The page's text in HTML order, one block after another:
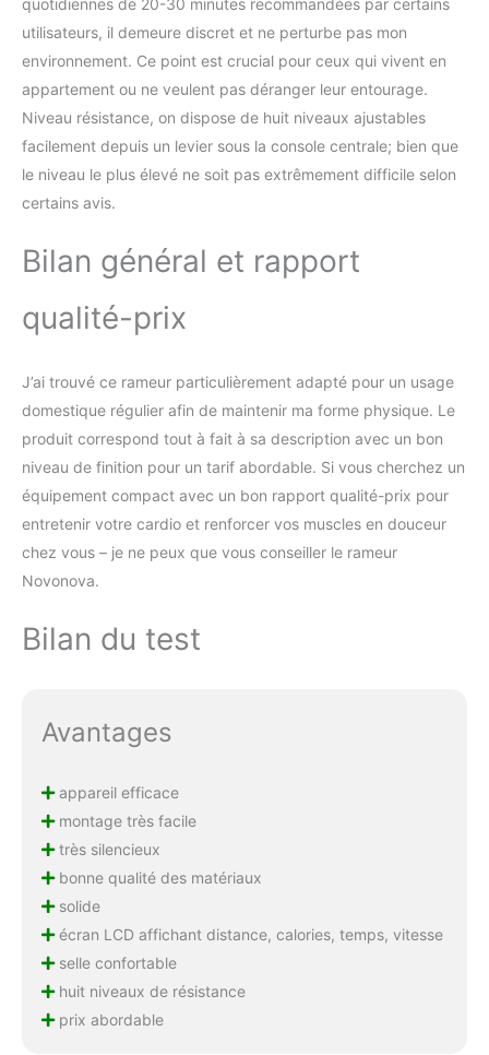
notamment les bras, les épaules, les jambes
sportif confirmé, cet appareil de fitness
répondra à vos besoins et vous aidera à
développer vos muscles, à brûler des calories
et à atteindre facilement vos objectifs. C’est le
choix idéal pour s’entraîner chez soi.
quotidiennes de 20-30 minutes recommandées par certains
utilisateurs, il demeure discret et ne perturbe pas mon
environnement. Ce point est crucial pour ceux qui vivent en
appartement ou ne veulent pas déranger leur entourage.
Niveau résistance, on dispose de huit niveaux ajustables
facilement depuis un levier sous la console centrale; bien que
le niveau le plus élevé ne soit pas extrêmement difficile selon
certains avis.
Bilan général et rapport
qualité-prix
J’ai trouvé ce rameur particulièrement adapté pour un usage
domestique régulier afin de maintenir ma forme physique. Le
produit correspond tout à fait à sa description avec un bon
niveau de finition pour un tarif abordable. Si vous cherchez un
équipement compact avec un bon rapport qualité-prix pour
entretenir votre cardio et renforcer vos muscles en douceur
chez vous – je ne peux que vous conseiller le rameur
Novonova.
Bilan du test
Avantages
appareil efficace
montage très facile
très silencieux
bonne qualité des matériaux
solide
écran LCD affichant distance, calories, temps, vitesse
selle confortable
huit niveaux de résistance
prix abordable